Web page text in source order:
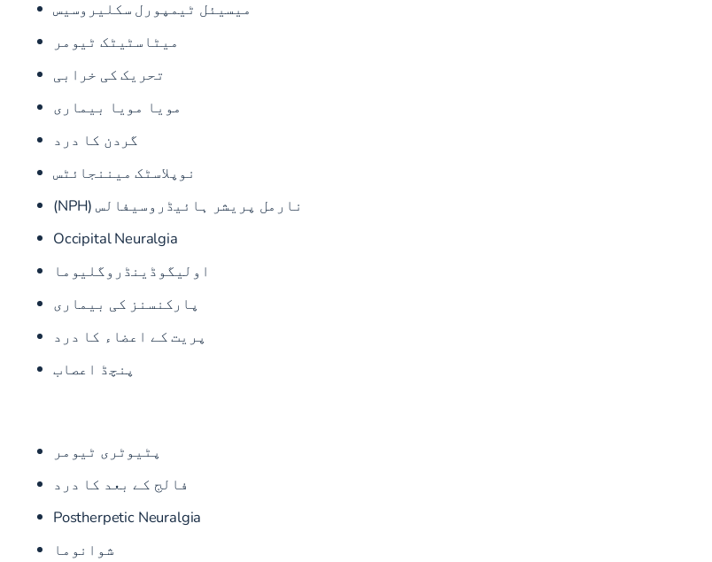
میسیئل ٹیمپورل سکلیروسیس
میٹاسٹیٹک ٹیومر
تحریک کی خرابی
مویا مویا بیماری
گردن کا درد
نوپلاسٹک میننجائٹس
نارمل پریشر ہائیڈروسیفالس (NPH)
Occipital Neuralgia
اولیگوڈینڈروگلیوما
پارکنسنز کی بیماری
پریت کے اعضاء کا درد
پنچڈ اعصاب
پٹیوٹری ٹیومر
فالج کے بعد کا درد
Postherpetic Neuralgia
شوانوما